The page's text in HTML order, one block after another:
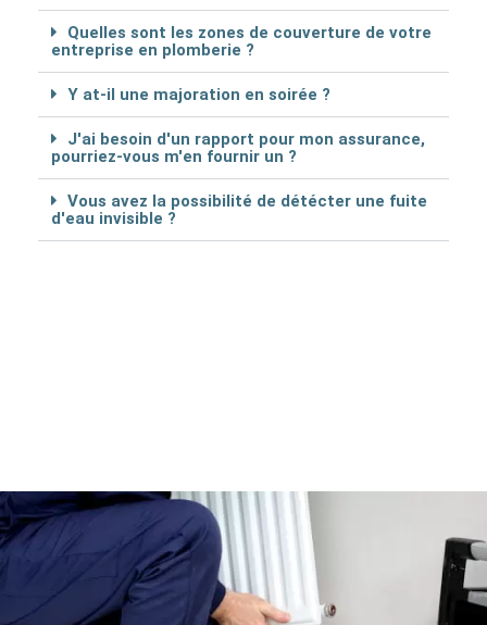
Quelles sont les zones de couverture de votre
entreprise en plomberie ?
Y at-il une majoration en soirée ?
J'ai besoin d'un rapport pour mon assurance,
pourriez-vous m'en fournir un ?
Vous avez la possibilité de détécter une fuite
d'eau invisible ?